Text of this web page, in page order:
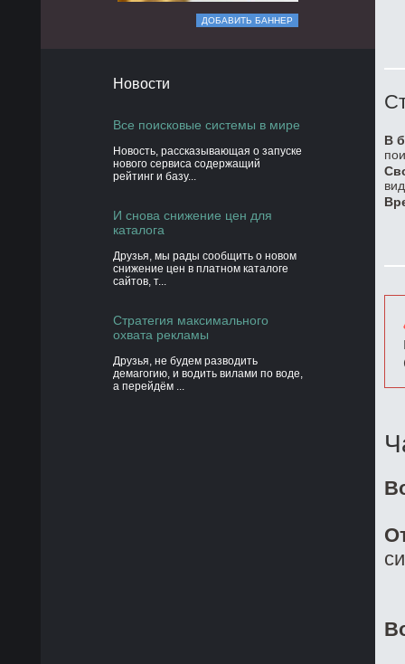
ДОБАВИТЬ БАННЕР
Новости
Все поисковые системы в мире
Новость, рассказывающая о запуске
нового сервиса содержащий
рейтинг и базу...
И снова снижение цен для
каталога
Друзья, мы рады сообщить о новом
снижение цен в платном каталоге
сайтов, т...
Стратегия максимального
охвата рекламы
Друзья, не будем разводить
демагогию, и водить вилами по воде,
а перейдём ...
В